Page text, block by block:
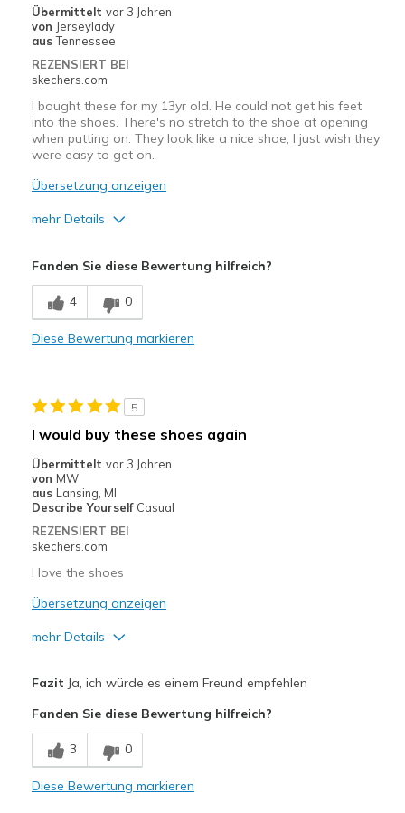
Übermittelt vor 3 Jahren
von Jerseylady
aus Tennessee
REZENSIERT BEI
skechers.com
I bought these for my 13yr old. He could not get his feet
into the shoes. There's no stretch to the shoe at opening
when putting on. They look like a nice shoe, I just wish they
were easy to get on.
Übersetzung anzeigen
mehr Details
Stylish
Fanden Sie diese Bewertung hilfreich?
4 0
Diese Bewertung markieren
5
I would buy these shoes again
Übermittelt vor 3 Jahren
von MW
aus Lansing, MI
Describe Yourself Casual
REZENSIERT BEI
skechers.com
I love the shoes
Übersetzung anzeigen
mehr Details
Breathe Well
Comfortable
Fazit Ja, ich würde es einem Freund empfehlen
Fanden Sie diese Bewertung hilfreich?
3 0
Diese Bewertung markieren